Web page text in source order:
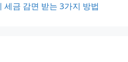
세금 감면 받는 3가지 방법